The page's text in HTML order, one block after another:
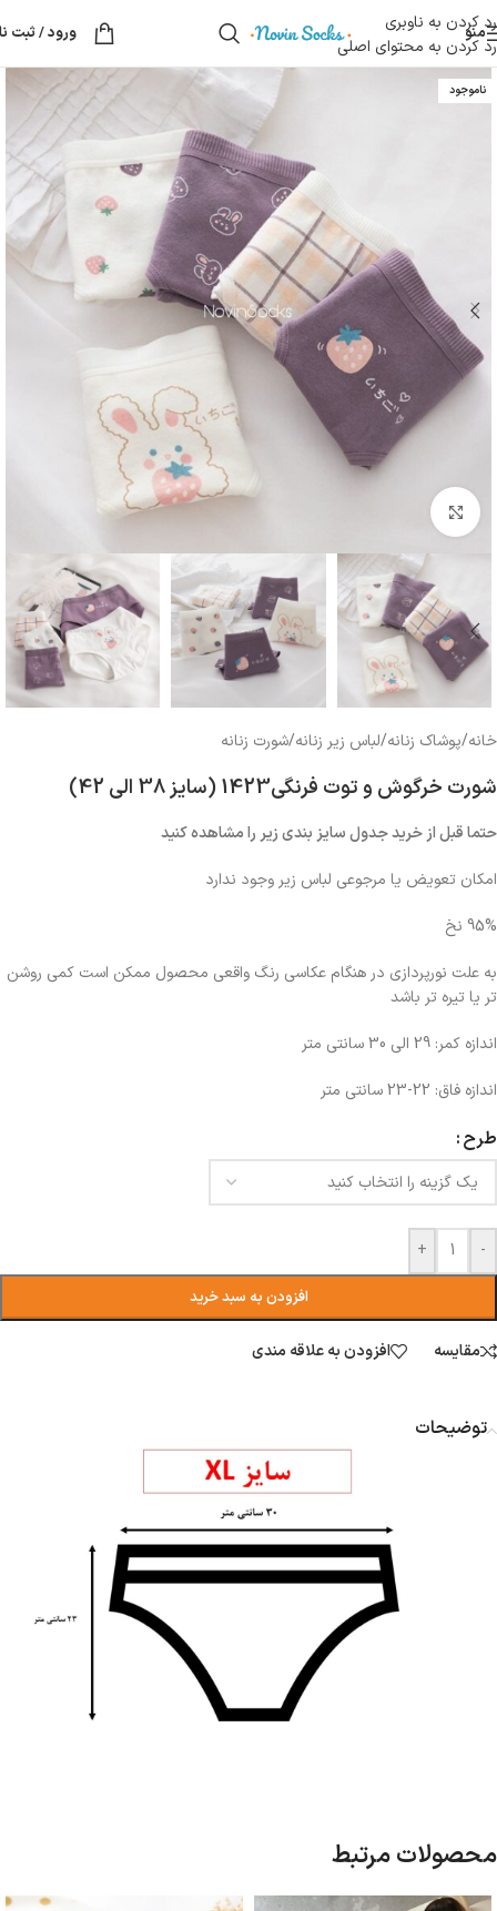
رد کردن به ناوبری
رد کردن به محتوای اصلی
منو ورود / ثبت
ناموجود
بزرگنمایی تصویر
خانه/پوشاک زنانه/لباس زیر زنانه/شورت زنانه
شورت خرگوش و توت فرنگی1423 (سایز 38 الی 42)
حتما قبل از خرید جدول سایز بندی زیر را مشاهده کنید
امکان تعویض یا مرجوعی لباس زیر وجود ندارد
95% نخ
به علت نورپردازی در هنگام عکاسی رنگ واقعی محصول ممکن است کمی روشن
تر یا تیره تر باشد
اندازه کمر: 29 الی 30 سانتی متر
اندازه فاق: 22-23 سانتی متر
طرح
-
+
افزودن به سبد خرید
مقایسه افزودن به علاقه مندی
توضیحات
محصولات مرتبط